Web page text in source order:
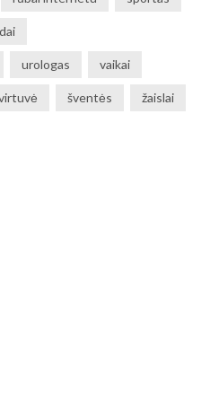
urologas vaikai
šventės žaislai